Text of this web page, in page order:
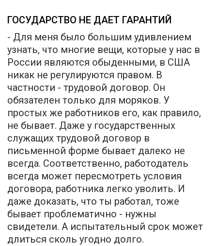
ГОСУДАРСТВО НЕ ДАЕТ ГАРАНТИЙ
- Для меня было большим удивлением
узнать, что многие вещи, которые у нас в
России являются обыденными, в США
никак не регулируются правом. В
частности - трудовой договор. Он
обязателен только для моряков. У
простых же работников его, как правило,
не бывает. Даже у государственных
служащих трудовой договор в
письменной форме бывает далеко не
всегда. Соответственно, работодатель
всегда может пересмотреть условия
договора, работника легко уволить. И
даже доказать, что ты работал, тоже
бывает проблематично - нужны
свидетели. А испытательный срок может
длиться сколь угодно долго.